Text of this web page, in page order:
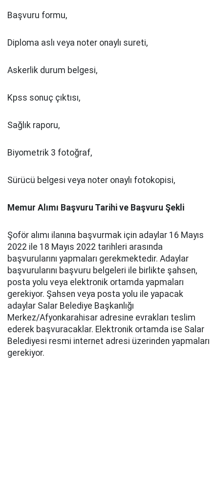
Başvuru formu,
Diploma aslı veya noter onaylı sureti,
Askerlik durum belgesi,
Kpss sonuç çıktısı,
Sağlık raporu,
Biyometrik 3 fotoğraf,
Sürücü belgesi veya noter onaylı fotokopisi,
Memur Alımı Başvuru Tarihi ve Başvuru Şekli
Şoför alımı ilanına başvurmak için adaylar 16 Mayıs
2022 ile 18 Mayıs 2022 tarihleri arasında
başvurularını yapmaları gerekmektedir. Adaylar
başvurularını başvuru belgeleri ile birlikte şahsen,
posta yolu veya elektronik ortamda yapmaları
gerekiyor. Şahsen veya posta yolu ile yapacak
adaylar Salar Belediye Başkanlığı
Merkez/Afyonkarahisar adresine evrakları teslim
ederek başvuracaklar. Elektronik ortamda ise Salar
Belediyesi resmi internet adresi üzerinden yapmaları
gerekiyor.